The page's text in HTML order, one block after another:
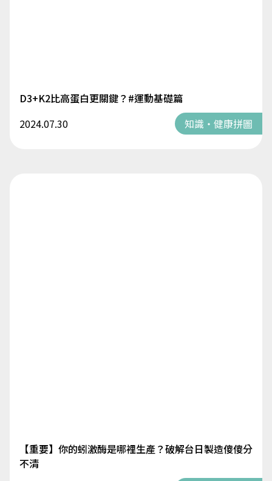
D3+K2比高蛋白更關鍵？#運動基礎篇
2024.07.30
知識・健康拼圖
【重要】你的蚓激酶是哪裡生產？破解台日製造傻傻分
不清